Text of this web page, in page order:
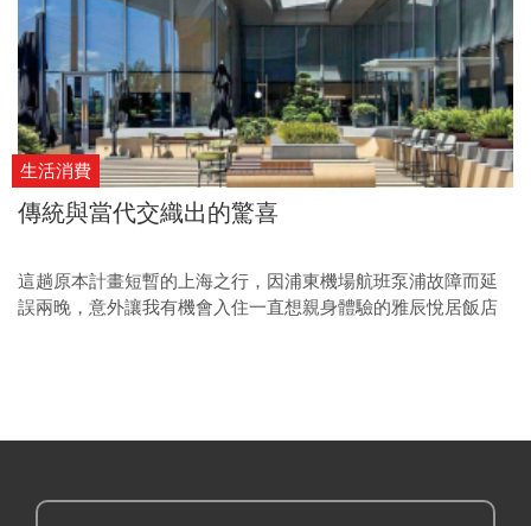
生活消費
傳統與當代交織出的驚喜
這趟原本計畫短暫的上海之行，因浦東機場航班泵浦故障而延
誤兩晚，意外讓我有機會入住一直想親身體驗的雅辰悅居飯店